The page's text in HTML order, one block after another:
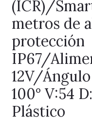
(ICR)/
metros de
protección
IP67/
12V/
100° V:54
Plástico